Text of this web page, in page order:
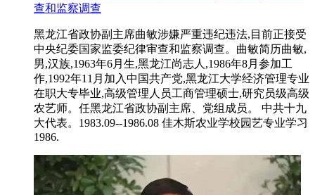
查和监察调查
黑龙江省政协副主席曲敏涉嫌严重违纪违法,目前正接受
中央纪委国家监委纪律审查和监察调查。曲敏简历曲敏,
男,汉族,1963年6月生,黑龙江尚志人,1986年8月参加工
作,1992年11月加入中国共产党,黑龙江大学经济管理专业
在职大专毕业,高级管理人员工商管理硕士,研究员级高级
农艺师。任黑龙江省政协副主席、党组成员。 中共十九
大代表。1983.09--1986.08 佳木斯农业学校园艺专业学习
1986.